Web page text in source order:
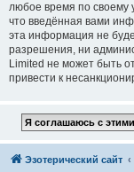
любое время по своему
что введённая вами
эта информация не
разрешения, ни
Limited не может быть
привести к
Эзотерический сайт